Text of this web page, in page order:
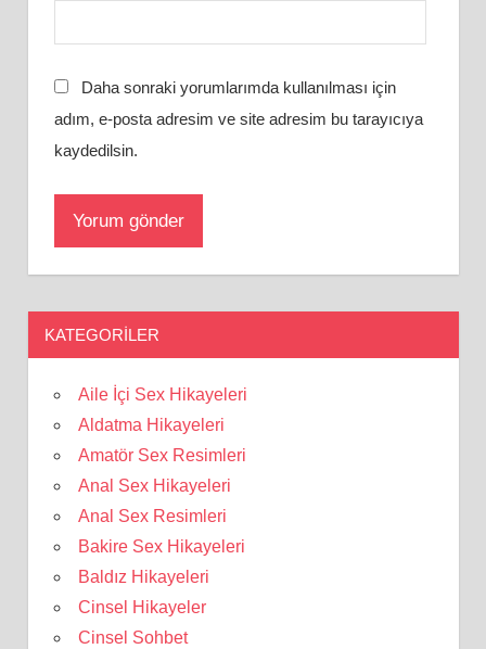
Daha sonraki yorumlarımda kullanılması için
adım, e-posta adresim ve site adresim bu tarayıcıya
kaydedilsin.
KATEGORILER
Aile İçi Sex Hikayeleri
Aldatma Hikayeleri
Amatör Sex Resimleri
Anal Sex Hikayeleri
Anal Sex Resimleri
Bakire Sex Hikayeleri
Baldız Hikayeleri
Cinsel Hikayeler
Cinsel Sohbet